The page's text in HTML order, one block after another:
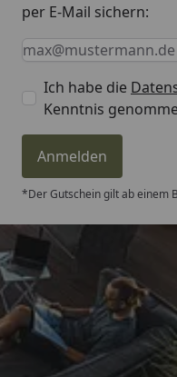
per E-Mail sichern:
Keine Eingabe
Eingabe erforderlich
E-Mail *
Ich habe die
Kenntnis
Anmelden
*Der Gutschein gilt ab einem